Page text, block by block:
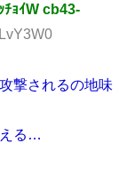
ﾁｮｲW cb43-
撃されるの地味
える…